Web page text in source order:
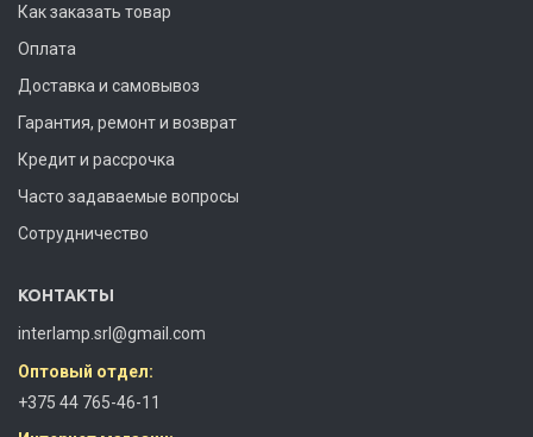
Как заказать товар
Оплата
Доставка и самовывоз
Гарантия, ремонт и возврат
Кредит и рассрочка
Часто задаваемые вопросы
Сотрудничество
КОНТАКТЫ
interlamp.srl@gmail.com
Оптовый отдел:
+375 44 765-46-11